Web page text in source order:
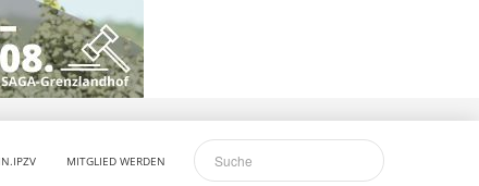
MITGLIED WERDEN